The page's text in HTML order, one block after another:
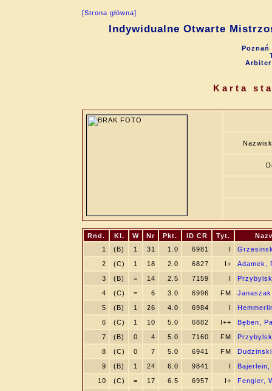
[Strona główna]
Indywidualne Otwarte
Poznań
Karta
Rnd. Kl. W Nr Pkt. ID CR Tyt.
1
(B) 1 31 1.0 6981 I
2
(C) 1 18 2.0 6827 I+
Adamek,
3
(B) = 14 2.5 7159 I
4
(C) = 6 3.0 6996 FM
5
(B) 1 26 4.0 6984 I
6
(C) 1 10 5.0 6882 I++
Bęben,
7
(B) 0 4 5.0 7160 FM
8
(C) 0 7 5.0 6941 FM
9
(B) 1 24 6.0 9841 I
Bajerlein,
10
(C) = 17 6.5 6957 I+
Fengier,